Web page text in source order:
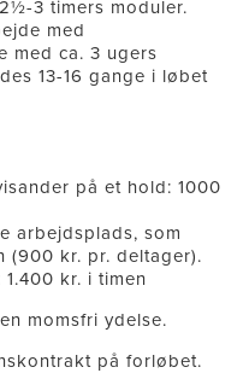
3 timers moduler.
med
med ca. 3 ugers
13-16 gange i løbet
på et hold: 1000
arbejdsplads, som
(900 kr. pr. deltager).
kr. i timen
momsfri ydelse.
på forløbet.